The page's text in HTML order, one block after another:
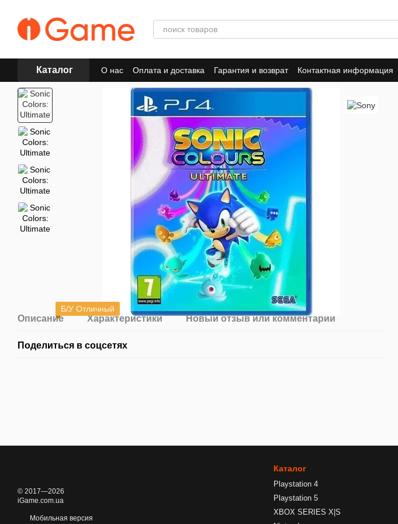
Каталог О нас Оплата и доставка Гарантия и возврат Контактная информация
Б/У Отличный
Описание Характеристики Новый отзыв или комментарий
Поделиться в соцсетях
© 2017—2026
iGame.com.ua
Мобильная версия
Каталог
Playstation 4
Playstation 5
XBOX SERIES X|S